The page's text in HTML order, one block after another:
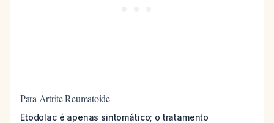
Para Artrite Reumatoide
Etodolac é apenas sintomático; o tratamento